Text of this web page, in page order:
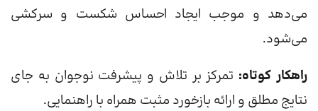
می‌دهد و موجب ایجاد احساس شکست و سرکشی
می‌شود.
راهکار کوتاه: تمرکز بر تلاش و پیشرفت نوجوان به جای
نتایج مطلق و ارائه بازخورد مثبت همراه با راهنمایی.